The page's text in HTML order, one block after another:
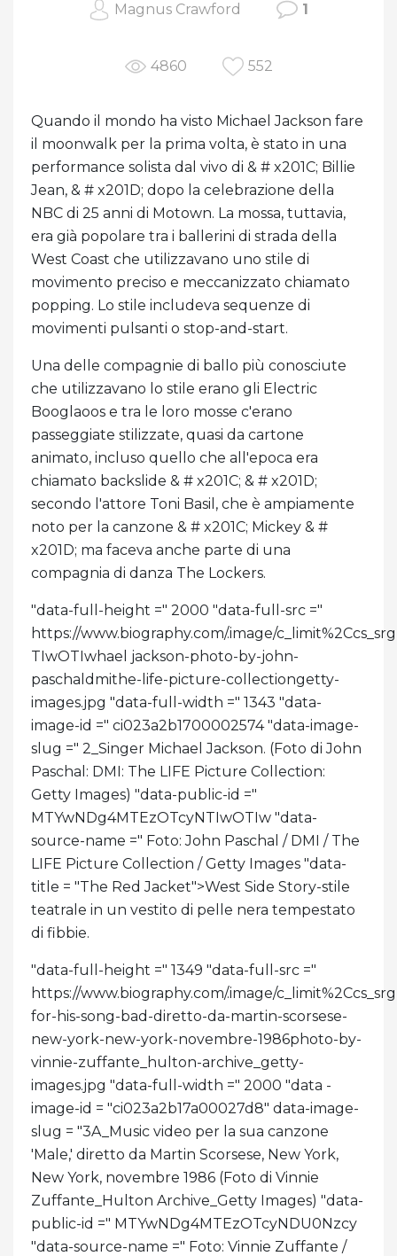
Magnus Crawford 1
4860 552
Quando il mondo ha visto Michael Jackson fare
il moonwalk per la prima volta, è stato in una
performance solista dal vivo di & # x201C; Billie
Jean, & # x201D; dopo la celebrazione della
NBC di 25 anni di Motown. La mossa, tuttavia,
era già popolare tra i ballerini di strada della
West Coast che utilizzavano uno stile di
movimento preciso e meccanizzato chiamato
popping. Lo stile includeva sequenze di
movimenti pulsanti o stop-and-start.
Una delle compagnie di ballo più conosciute
che utilizzavano lo stile erano gli Electric
Booglaoos e tra le loro mosse c'erano
passeggiate stilizzate, quasi da cartone
animato, incluso quello che all'epoca era
chiamato backslide & # x201C; & # x201D;
secondo l'attore Toni Basil, che è ampiamente
noto per la canzone & # x201C; Mickey & #
x201D; ma faceva anche parte di una
compagnia di danza The Lockers.
"data-full-height =" 2000 "data-full-src ="
https://www.biography.com/.image/
TIwOTIwhael jackson-photo-by-john-
paschaldmithe-life-picture-collectiongetty-
images.jpg "data-full-width =" 1343 "data-
image-id =" ci023a2b1700002574 "data-image-
slug =" 2_Singer Michael Jackson. (Foto di John
Paschal: DMI: The LIFE Picture Collection:
Getty Images) "data-public-id ="
MTYwNDg4MTEzOTcyNTIwOTIw "data-
source-name =" Foto: John Paschal / DMI / The
LIFE Picture Collection / Getty Images "data-
title = "The Red Jacket">West Side Story-stile
teatrale in un vestito di pelle nera tempestato
di fibbie.
"data-full-height =" 1349 "data-full-src ="
https://www.biography.com/.image/
for-his-song-bad-diretto-da-martin-scorsese-
new-york-new-york-novembre-1986photo-by-
vinnie-zuffante_hulton-archive_getty-
images.jpg "data-full-width =" 2000 "data -
image-id = "ci023a2b17a00027d8" data-image-
slug = "3A_Music video per la sua canzone
'Male,' diretto da Martin Scorsese, New York,
New York, novembre 1986 (Foto di Vinnie
Zuffante_Hulton Archive_Getty Images) "data-
public-id =" MTYwNDg4MTEzOTcyNDU0Nzcy
"data-source-name =" Foto: Vinnie Zuffante /